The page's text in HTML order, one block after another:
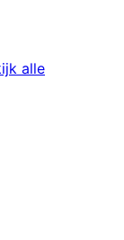
alle